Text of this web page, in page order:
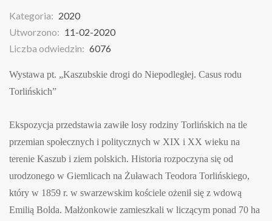
Kategoria: 2020
Utworzono: 11-02-2020
Liczba odwiedzin: 6076
Wystawa pt. „Kaszubskie drogi do Niepodległej. Casus rodu
Torlińskich”
Ekspozycja przedstawia zawiłe losy rodziny Torlińskich na tle
przemian społecznych i politycznych w XIX i XX wieku na
terenie Kaszub i ziem polskich. Historia rozpoczyna się od
urodzonego w Giemlicach na Żuławach Teodora Torlińskiego,
który w 1859 r. w swarzewskim kościele ożenił się z wdową
Emilią Bolda. Małżonkowie zamieszkali w liczącym ponad 70 ha